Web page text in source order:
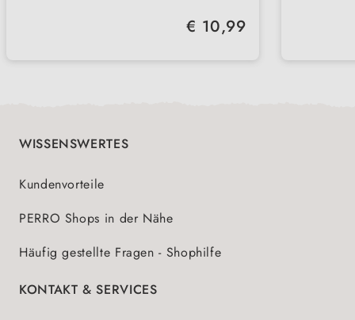
Regulärer Preis:
€ 10,99
WISSENSWERTES
Kundenvorteile
PERRO Shops in der Nähe
Häufig gestellte Fragen - Shophilfe
KONTAKT & SERVICES